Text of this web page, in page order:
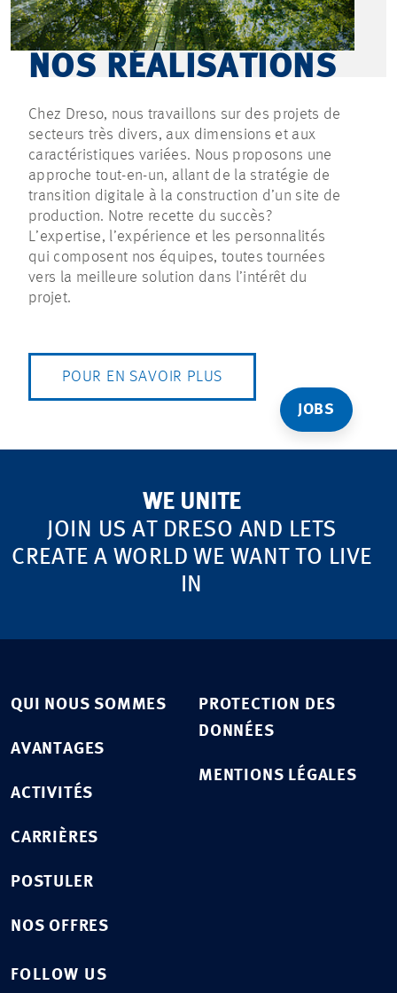
JOBS
NOS RÉALISATIONS
Chez Dreso, nous travaillons sur des projets de
secteurs très divers, aux dimensions et aux
caractéristiques variées. Nous proposons une
approche tout-en-un, allant de la stratégie de
transition digitale à la construction d’un site de
production. Notre recette du succès?
L’expertise, l’expérience et les personnalités
qui composent nos équipes, toutes tournées
vers la meilleure solution dans l’intérêt du
projet.
POUR EN SAVOIR PLUS
WE UNITE
JOIN US AT DRESO AND LETS
CREATE A WORLD WE WANT TO LIVE
IN
QUI NOUS SOMMES
AVANTAGES
ACTIVITÉS
CARRIÈRES
POSTULER
NOS OFFRES
PROTECTION DES
DONNÉES
MENTIONS LÉGALES
FOLLOW US